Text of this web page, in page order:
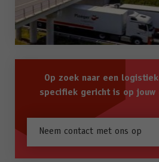
Op zoek naar een
specifiek gericht is op jouw
Neem contact met ons op